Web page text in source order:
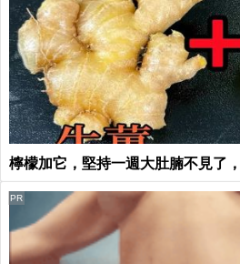
檸檬加它，堅持一週大肚腩不見了
PR